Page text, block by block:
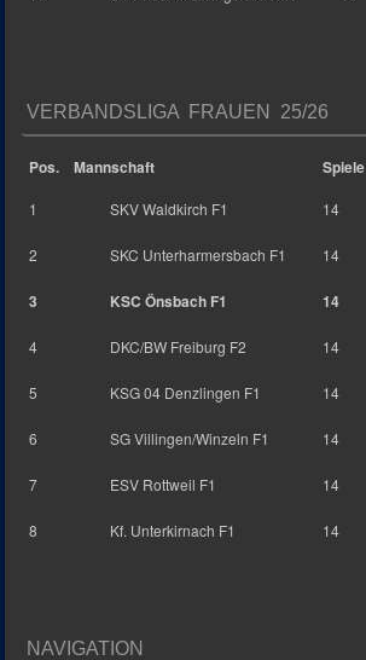
VERBANDSLIGA FRAUEN 25/26
Pos. Mannschaft Spiele
1 SKV Waldkirch F1 14
2 SKC Unterharmersbach F1 14
3 KSC Önsbach F1 14
4 DKC/BW Freiburg F2 14
5 KSG 04 Denzlingen F1 14
6 SG Villingen/Winzeln F1 14
7 ESV Rottweil F1 14
8 Kf. Unterkirnach F1 14
NAVIGATION